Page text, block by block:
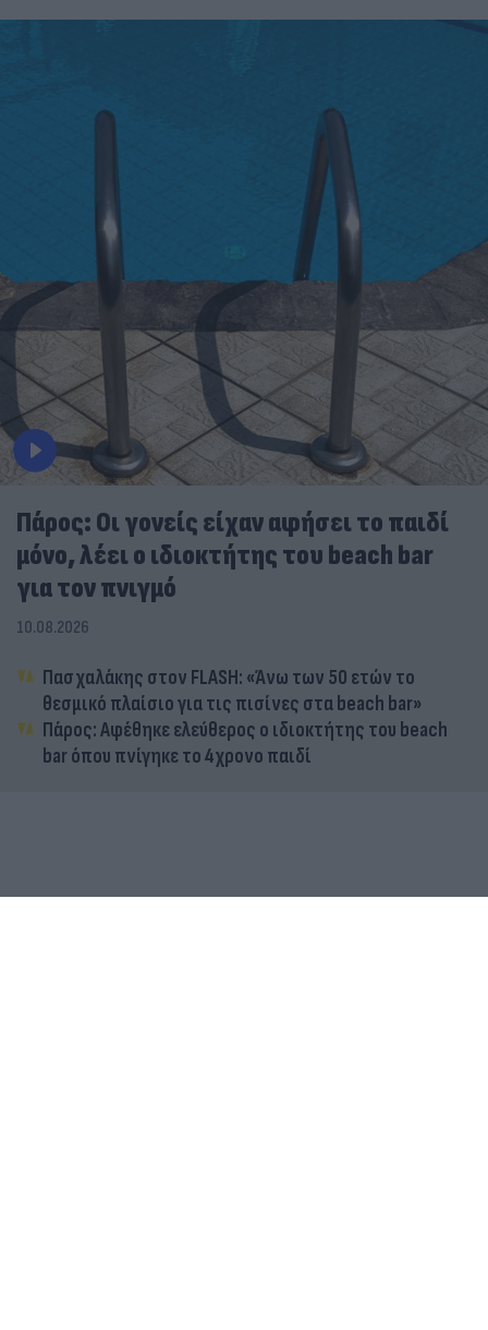
Πάρος: Οι γονείς είχαν αφήσει το παιδί
μόνο, λέει ο ιδιοκτήτης του beach bar
για τον πνιγμό
10.08.2026
Πασχαλάκης στον FLASH: «Άνω των 50 ετών το
θεσμικό πλαίσιο για τις πισίνες στα beach bar»
Πάρος: Αφέθηκε ελεύθερος ο ιδιοκτήτης του beach
bar όπου πνίγηκε το 4χρονο παιδί